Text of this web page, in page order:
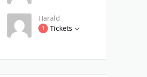
Harald
1 Tickets